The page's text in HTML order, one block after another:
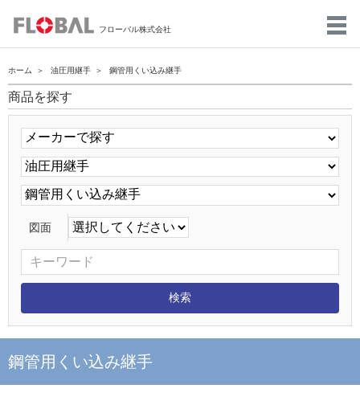
フローバル株式会社
ホーム 油圧用継手 鋼管用くい込み継手
商品を探す
図面
鋼管用くい込み継手